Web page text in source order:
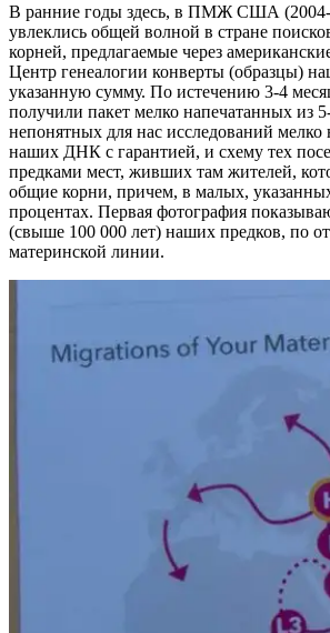
В ранние годы здесь, в ПМЖ США
увлеклись общей волной в стране
корней, предлагаемые через
Центр генеалогии конверты (образцы)
указанную сумму. По истечению 3-4
получили пакет мелко напечатанных из
непонятных для нас исследований
наших ДНК с гарантией, и схему тех
предками мест, живших там жителей,
общие корни, причем, в малых,
процентах. Первая фотография
(свыше 100 000 лет) наших предков, по
материнской линии.